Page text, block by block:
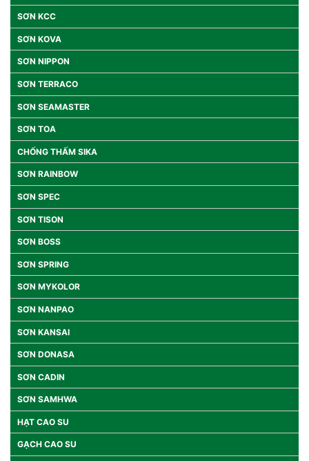
SƠN KCC
SƠN KOVA
SƠN NIPPON
SƠN TERRACO
SƠN SEAMASTER
SƠN TOA
CHỐNG THẤM SIKA
SƠN RAINBOW
SƠN SPEC
SƠN TISON
SƠN BOSS
SƠN SPRING
SƠN MYKOLOR
SƠN NANPAO
SƠN KANSAI
SƠN DONASA
SƠN CADIN
SƠN SAMHWA
HẠT CAO SU
GẠCH CAO SU